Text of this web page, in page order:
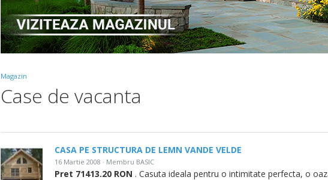
Magazin
Case de vacanta
CASA PE STRUCTURA DE LEMN VANDE VELDE
16 Martie 2008 · Membru BASIC
Pret 71413.20 RON . Casuta ideala pentru o intimitate perfecta, o